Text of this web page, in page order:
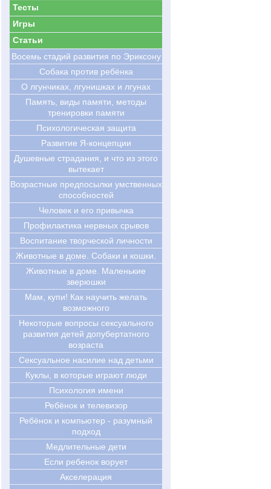
Тесты
Игры
Статьи
Восемь стадий развития по Эриксону
Cобака против ребёнка
О лгунчиках, лгунишках и лгунах
Память, виды памяти, методы
тренировки памяти
Психологическая защита
Развитие Я-концепции
Душевные страдания, и что из этого
вытекает
Возрастные предпосылки умственных
способностей
Человек и его привычка
Профилактика нервных срывов
Воспитание творческой личности
Животные в доме. Собаки и кошки.
Животные в доме. Маленькие
зверюшки
Мам, купи! Как научить желать
возможного
Некоторые вопросы сексуального
развития детей допубертатного
возраста
Сексуальное насилие над детьми
Куклы, в которые играют люди
Психология имени
Ребёнок и телевизор
Ребёнок и компьютер - разумный
подход
Медлительные дети
Если ребенок ворует
Акселерация